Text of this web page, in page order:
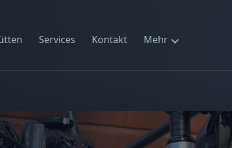
Services Kontakt Mehr